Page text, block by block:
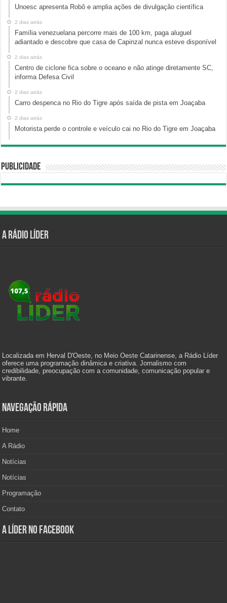
Unoesc apresenta Robô e amplia ações de divulgação científica
2 dias atrás
Família venezuelana percorre mais de 100 km, paga aluguel
adiantado e descobre que casa de Capinzal nunca esteve disponível
2 dias atrás
Centro de ciclone fica sobre o oceano e não atinge diretamente SC,
informa Defesa Civil
2 dias atrás
Carro despenca no Rio do Tigre após saída de pista em Joaçaba
2 dias atrás
Motorista perde o controle e veículo cai no Rio do Tigre em Joaçaba
Publicidade
A Rádio Líder
Localizada em Herval D'Oeste, no Meio Oeste Catarinense, a Rádio Líder
oferece uma programação dinâmica e criativa. Jornalismo com
credibilidade, preocupação com a comunidade, comunicação popular e
vibrante.
Navegação Rápida
Home
A Rádio
Notícias
Notícias
Programação
Contato
A Líder no Facebook